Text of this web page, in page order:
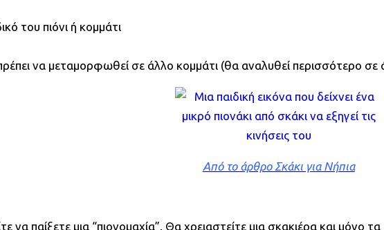
του πιόνι ή κομμάτι
να μεταμορφωθεί σε άλλο κομμάτι (θα αναλυθεί περισσότερο
Από το άρθρο Σκάκι για Νήπια
παίξετε μια “πιονομαχία”. Θα χρειαστείτε μια σκακιέρα και